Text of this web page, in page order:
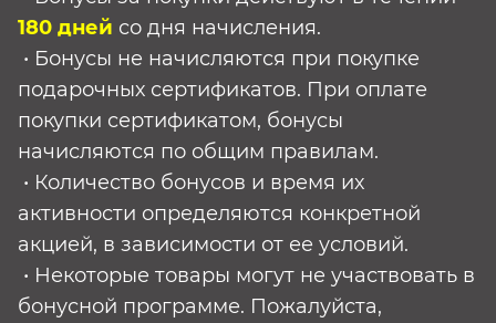
180 дней со дня начисления.
• Бонусы не начисляются при покупке
подарочных сертификатов. При оплате
покупки сертификатом, бонусы
начисляются по общим правилам.
• Количество бонусов и время их
активности определяются конкретной
акцией, в зависимости от ее условий.
• Некоторые товары могут не участвовать в
бонусной программе. Пожалуйста,